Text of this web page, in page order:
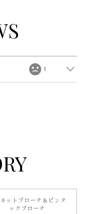
1
ットブローチ＆ピンタ
ックブローチ